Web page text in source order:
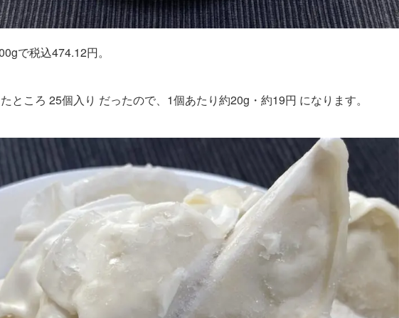
で税込474.12円。
ところ 25個入り だったので、1個あたり約20g・約19円 になります。